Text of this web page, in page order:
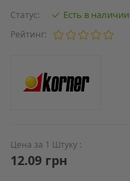
Статус: Есть в наличии
Рейтинг:
Цена за 1 Штуку :
12.09 грн